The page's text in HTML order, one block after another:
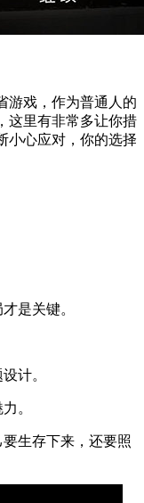
游戏，作为普通人的
这里有非常多让你措
小心应对，你的选择
是关键。
计。
。
生存下来，还要照